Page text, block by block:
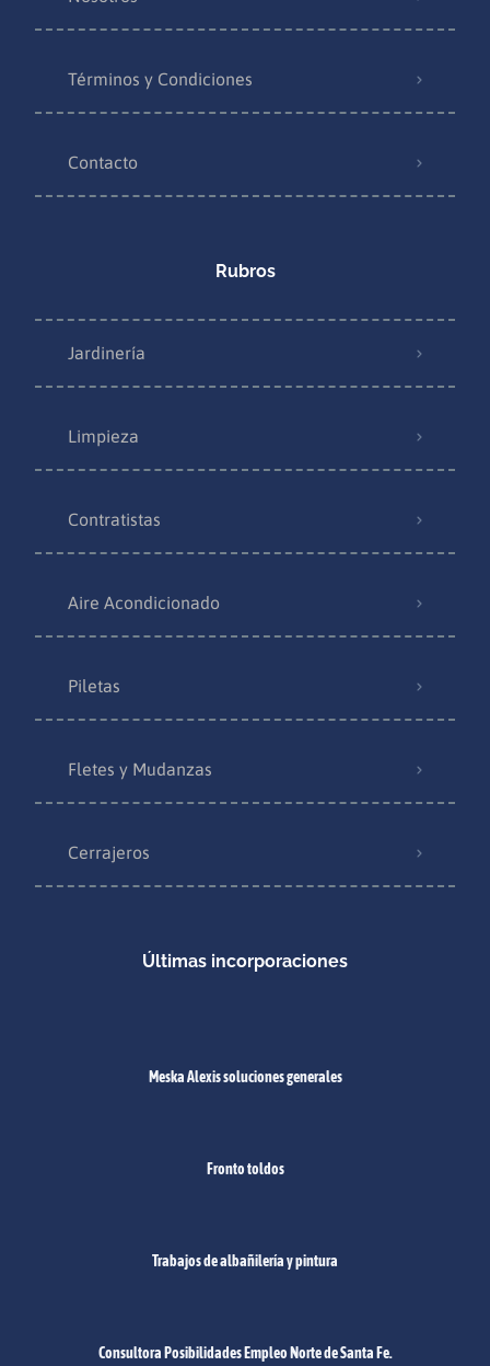
Términos y Condiciones
Contacto
Rubros
Jardinería
Limpieza
Contratistas
Aire Acondicionado
Piletas
Fletes y Mudanzas
Cerrajeros
Últimas incorporaciones
Meska Alexis soluciones generales
Fronto toldos
Trabajos de albañilería y pintura
Consultora Posibilidades Empleo Norte de Santa Fe.